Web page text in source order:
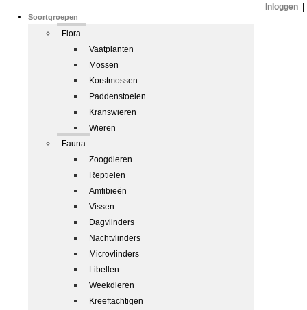
Soortgroepen
Flora
Vaatplanten
Mossen
Korstmossen
Paddenstoelen
Kranswieren
Wieren
Fauna
Zoogdieren
Reptielen
Amfibieën
Vissen
Dagvlinders
Nachtvlinders
Microvlinders
Libellen
Weekdieren
Kreeftachtigen
Inloggen